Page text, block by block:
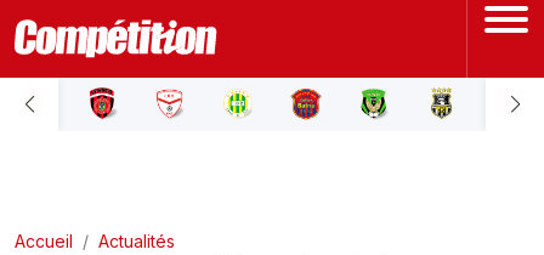
ACCUEIL
LIGUE 2
Accueil
Actualités